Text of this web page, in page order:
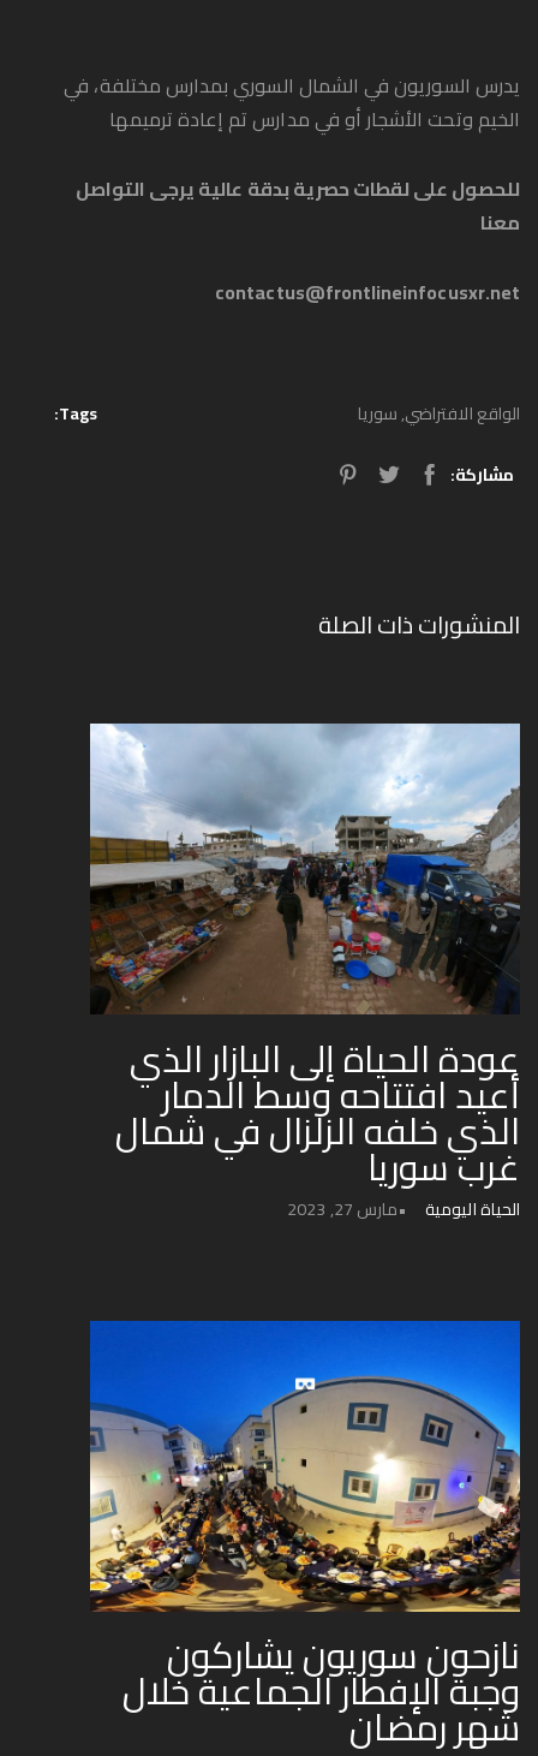
يدرس السوريون في الشمال السوري بمدارس مختلفة، في
الخيم وتحت الأشجار أو في مدارس تم إعادة ترميمها
للحصول على لقطات حصرية بدقة عالية يرجى التواصل
معنا
contactus@frontlineinfocusxr.net
Tags: الواقع الافتراضي,سوريا
مشاركة:
المنشورات ذات الصلة
عودة الحياة إلى البازار الذي
أعيد افتتاحه وسط الدمار
الذي خلفه الزلزال في شمال
غرب سوريا
الحياة اليومية مارس 27, 2023
نازحون سوريون يشاركون
وجبة الإفطار الجماعية خلال
شهر رمضان